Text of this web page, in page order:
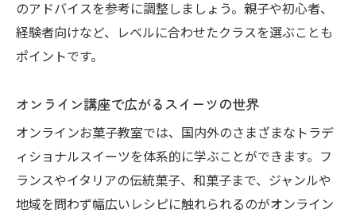
のアドバイスを参考に調整しましょう。親子や初心者、
経験者向けなど、レベルに合わせたクラスを選ぶことも
ポイントです。
オンライン講座で広がるスイーツの世界
オンラインお菓子教室では、国内外のさまざまなトラデ
ィショナルスイーツを体系的に学ぶことができます。フ
ランスやイタリアの伝統菓子、和菓子まで、ジャンルや
地域を問わず幅広いレシピに触れられるのがオンライン